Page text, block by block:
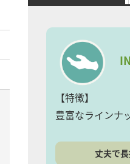
【特徴】
豊富なラインナ
丈夫で